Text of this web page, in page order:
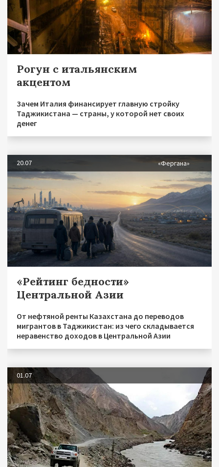
Рогун с итальянским
акцентом
Зачем Италия финансирует главную стройку
Таджикистана — страны, у которой нет своих
денег
20.07 «Фергана»
«Рейтинг бедности»
Центральной Азии
От нефтяной ренты Казахстана до переводов
мигрантов в Таджикистан: из чего складывается
неравенство доходов в Центральной Азии
01.07